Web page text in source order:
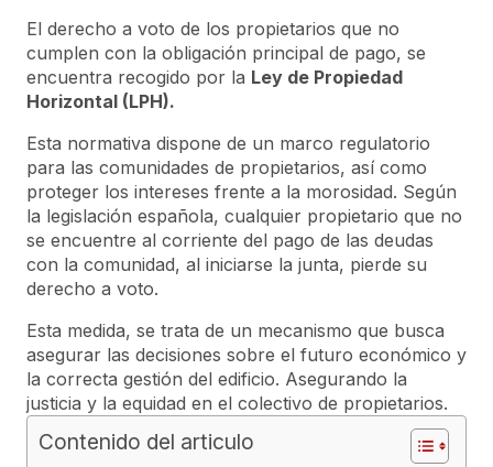
El derecho a voto de los propietarios que no
cumplen con la obligación principal de pago, se
encuentra recogido por la Ley de Propiedad
Horizontal (LPH).
Esta normativa dispone de un marco regulatorio
para las comunidades de propietarios, así como
proteger los intereses frente a la morosidad. Según
la legislación española, cualquier propietario que no
se encuentre al corriente del pago de las deudas
con la comunidad, al iniciarse la junta, pierde su
derecho a voto.
Esta medida, se trata de un mecanismo que busca
asegurar las decisiones sobre el futuro económico y
la correcta gestión del edificio. Asegurando la
justicia y la equidad en el colectivo de propietarios.
Contenido del articulo